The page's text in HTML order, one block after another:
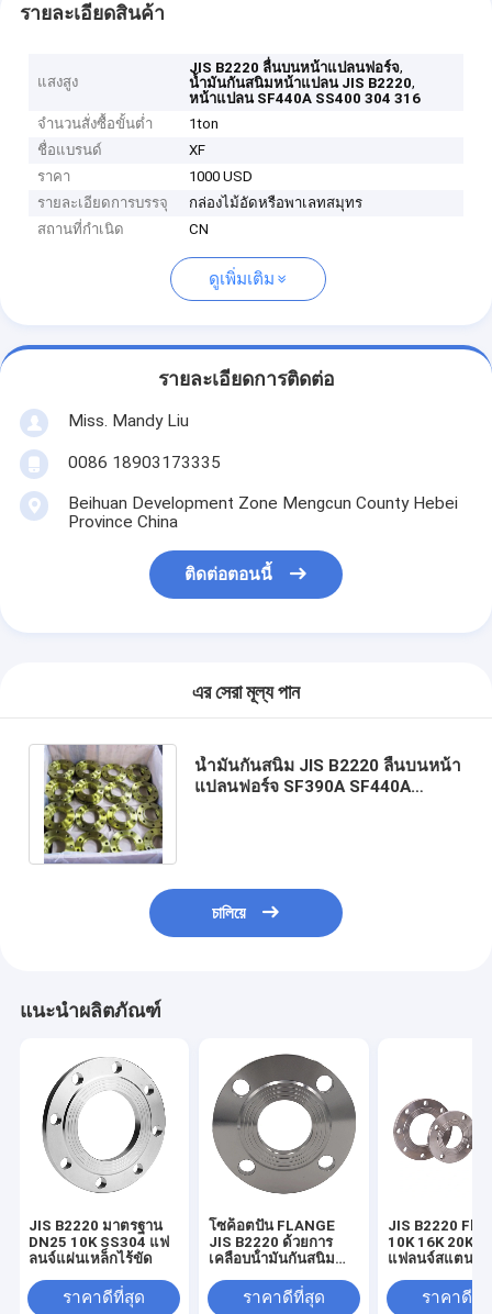
รายละเอียดสินค้า
แสงสูง
JIS B2220 ลื่นบนหน้าแปลนฟอร์จ,
น้ำมันกันสนิมหน้าแปลน JIS B2220,
หน้าแปลน SF440A SS400 304 316
จำนวนสั่งซื้อขั้นต่ำ
1ton
ชื่อแบรนด์
XF
ราคา
1000 USD
รายละเอียดการบรรจุ
กล่องไม้อัดหรือพาเลทสมุทร
สถานที่กำเนิด
CN
ดูเพิ่มเติม
รายละเอียดการติดต่อ
Miss. Mandy Liu
0086 18903173335
Beihuan Development Zone Mengcun County Hebei
Province China
ติดต่อตอนนี้
এর সেরা মূল্য পান
น้ำมันกันสนิม JIS B2220 ลื่นบนหน้า
แปลนฟอร์จ SF390A SF440A
চালিয়ে
แนะนำผลิตภัณฑ์
JIS B2220 มาตรฐาน
DN25 10K SS304 แฟ
ลนจ์แผ่นเหล็กไร้ขัด
ราคาดีที่สุด
โซค็อตปั่น FLANGE
JIS B2220 ด้วยการ
เคลือบน้ํามันกันสนิม
ราคาดีที่สุด
JIS B2220
10K 16K 20K
แฟลนจ์สแตนเล
ราคาดีที่